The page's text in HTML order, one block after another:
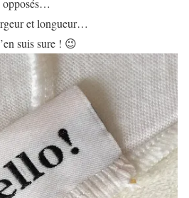
opposés…
et longueur…
suis sure ! 😉